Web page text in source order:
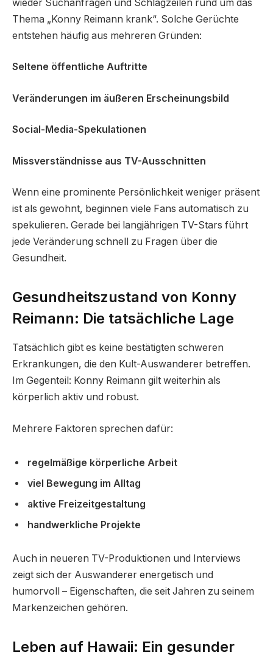
wieder Suchanfragen und Schlagzeilen rund um das
Thema „Konny Reimann krank“. Solche Gerüchte
entstehen häufig aus mehreren Gründen:
Seltene öffentliche Auftritte
Veränderungen im äußeren Erscheinungsbild
Social-Media-Spekulationen
Missverständnisse aus TV-Ausschnitten
Wenn eine prominente Persönlichkeit weniger präsent
ist als gewohnt, beginnen viele Fans automatisch zu
spekulieren. Gerade bei langjährigen TV-Stars führt
jede Veränderung schnell zu Fragen über die
Gesundheit.
Gesundheitszustand von Konny
Reimann: Die tatsächliche Lage
Tatsächlich gibt es keine bestätigten schweren
Erkrankungen, die den Kult-Auswanderer betreffen.
Im Gegenteil: Konny Reimann gilt weiterhin als
körperlich aktiv und robust.
Mehrere Faktoren sprechen dafür:
regelmäßige körperliche Arbeit
viel Bewegung im Alltag
aktive Freizeitgestaltung
handwerkliche Projekte
Auch in neueren TV-Produktionen und Interviews
zeigt sich der Auswanderer energetisch und
humorvoll – Eigenschaften, die seit Jahren zu seinem
Markenzeichen gehören.
Leben auf Hawaii: Ein gesunder